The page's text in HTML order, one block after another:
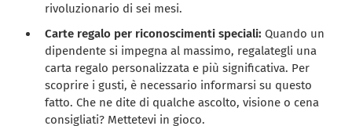
rivoluzionario di sei mesi.
Carte regalo per riconoscimenti speciali:Quando un
dipendente si impegna al massimo, regalategli una
carta regalo personalizzata e più significativa. Per
scoprire i gusti, è necessario informarsi su questo
fatto. Che ne dite di qualche ascolto, visione o cena
consigliati? Mettetevi in gioco.